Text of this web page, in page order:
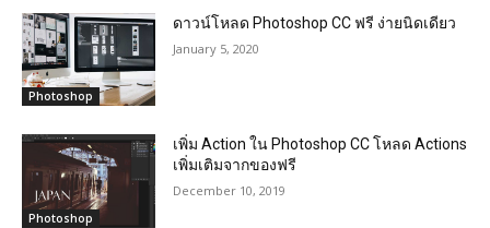
Photoshop
ดาวน์โหลด Photoshop CC ฟรี ง่ายนิดเดียว
January 5, 2020
Photoshop
เพิ่ม Action ใน Photoshop CC โหลด Actions
เพิ่มเติมจากของฟรี
December 10, 2019